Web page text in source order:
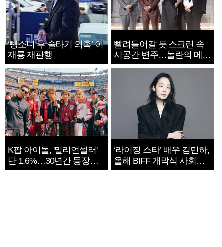
‘뺑소니 후 술타기 의혹’ 이
재룡 재판행
빨려들어갈 듯 스크린 속
시공간 변주…놀란의 메시
지는 ‘전쟁 속죄’
K팝 아이돌, '밀리언셀러'
단 1.6%…30년간 등장
1182개팀 전수조사
‘라이징 스타’ 배우 김민하,
올해 BIFF 개막식 사회자
확정